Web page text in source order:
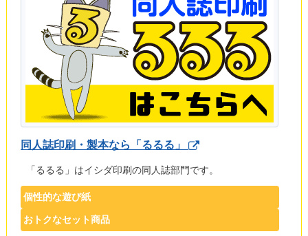
同人誌印刷・製本なら「るるる」
「るるる」はイシダ印刷の同人誌部門です。
個性的な遊び紙
おトクなセット商品